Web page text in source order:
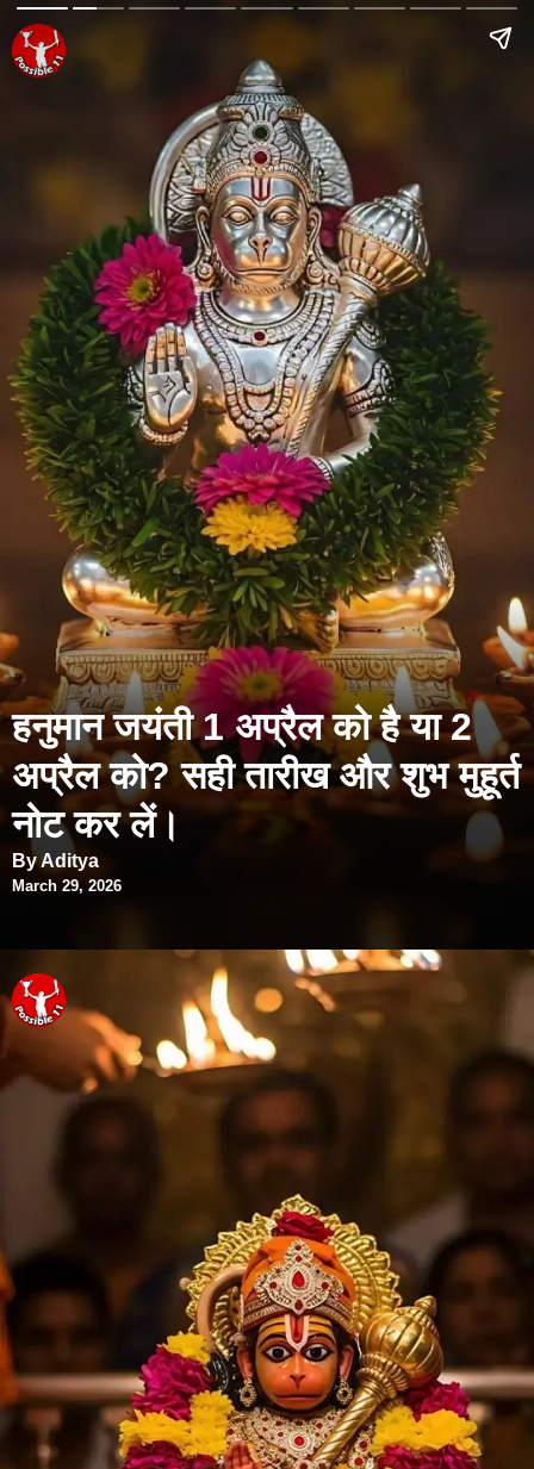
हनुमान जयंती 1 अप्रैल को है या 2
अप्रैल को? सही तारीख और शुभ मुहूर्त
नोट कर लें।
By Aditya
March 29, 2026